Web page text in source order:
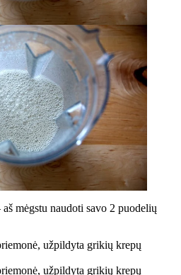
mėgstu naudoti savo 2 puodelių